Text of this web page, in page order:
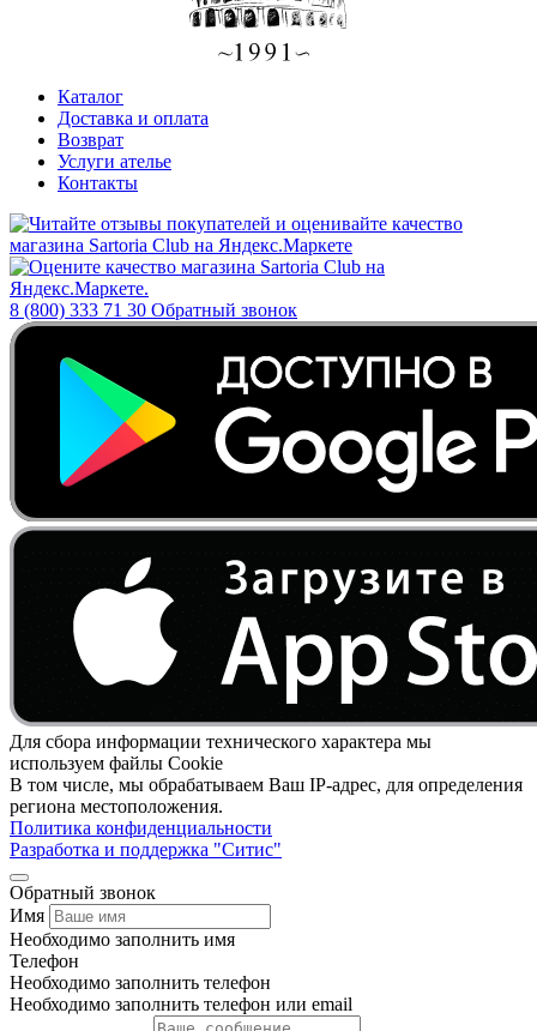
Каталог
Доставка и оплата
Возврат
Услуги ателье
Контакты
8 (800) 333 71 30 Обратный звонок
Для сбора информации технического характера мы
используем файлы Cookie
В том числе, мы обрабатываем Ваш IP-адрес, для определения
региона местоположения.
Политика конфиденциальности
Разработка и поддержка "Ситис"
Обратный звонок
Имя
Необходимо заполнить имя
Телефон
Необходимо заполнить телефон
Необходимо заполнить телефон или email